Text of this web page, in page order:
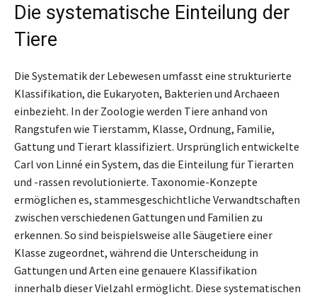
Die systematische Einteilung der
Tiere
Die Systematik der Lebewesen umfasst eine strukturierte
Klassifikation, die Eukaryoten, Bakterien und Archaeen
einbezieht. In der Zoologie werden Tiere anhand von
Rangstufen wie Tierstamm, Klasse, Ordnung, Familie,
Gattung und Tierart klassifiziert. Ursprünglich entwickelte
Carl von Linné ein System, das die Einteilung für Tierarten
und -rassen revolutionierte. Taxonomie-Konzepte
ermöglichen es, stammesgeschichtliche Verwandtschaften
zwischen verschiedenen Gattungen und Familien zu
erkennen. So sind beispielsweise alle Säugetiere einer
Klasse zugeordnet, während die Unterscheidung in
Gattungen und Arten eine genauere Klassifikation
innerhalb dieser Vielzahl ermöglicht. Diese systematischen